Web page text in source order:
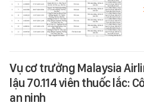
Vụ cơ trưởng Malaysia
lậu 70.114 viên thuốc lắc:
an ninh